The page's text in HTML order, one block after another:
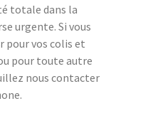
totale dans la
urgente. Si vous
pour vos colis et
pour toute autre
nous contacter